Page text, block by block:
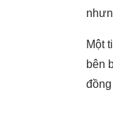
Một
bên